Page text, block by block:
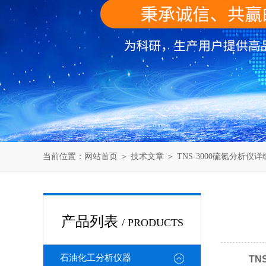
当前位置： 网站首页 ＞ 技术文章 ＞ TNS-3000硫氮分析仪详
产品列表 / PRODUCTS
石油化工分析仪器